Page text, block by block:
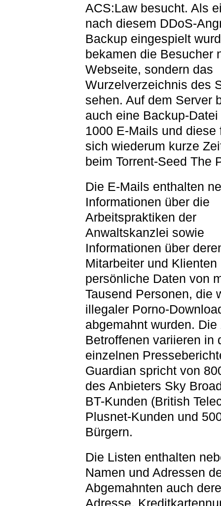
ACS:Law besucht. Als
nach diesem DDoS-
Backup eingespielt
bekamen die Besucher
Webseite, sondern das
Wurzelverzeichnis des
sehen. Auf dem Server
auch eine Backup-
1000 E-Mails und diese
sich wiederum kurze
beim Torrent-Seed The
Die E-Mails enthalten
Informationen über die
Arbeitspraktiken der
Anwaltskanzlei sowie
Informationen über
Mitarbeiter und Klienten
persönliche Daten von
Tausend Personen, die
illegaler Porno-
abgemahnt wurden. Die
Betroffenen variieren in
einzelnen
Guardian spricht von
des Anbieters Sky
BT-Kunden (British
Plusnet-Kunden und
Bürgern.
Die Listen enthalten
Namen und Adressen
Abgemahnten auch
Adresse,